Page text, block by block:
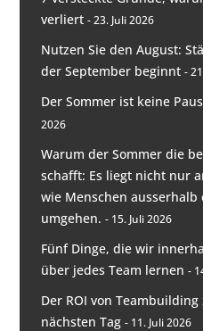
verliert
23. Juli 2026
Nutzen Sie den August:
der September beginnt
Der Sommer ist keine
2026
Warum der Sommer die
schafft: Es liegt nicht nur
wie Menschen
umgehen.
15. Juli 2026
Fünf Dinge, die wir
über jedes Team lernen
Der ROI von
nächsten Tag
11. Juli 2026